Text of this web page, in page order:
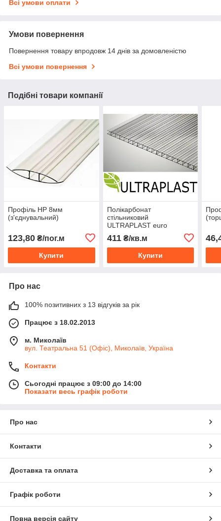
Всі умови оплати
Умови повернення
Повернення товару впродовж 14 днів за домовленістю
Всі умови повернення
Подібні товари компанії
Профіль HP 8мм
(з'єднувальний)
123,80 ₴/пог.м
Купити
Полікарбонат
стільниковий
ULTRAPLAST euro
411₴/кв.м
Купити
Про нас
100% позитивних з 13 відгуків за рік
Працює з 18.02.2013
м. Миколаїв
вул. Театральна 51 (Офіс), Миколаїв, Україна
Контакти
Сьогодні працює з 09:00 до 14:00
Показати весь графік роботи
Про нас
Контакти
Доставка та оплата
Графік роботи
Повна версія сайту